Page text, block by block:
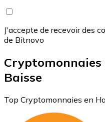
J'accepte de recevoir des
de Bitnovo
Cryptomonnaies
Baisse
Top Cryptomonnaies en